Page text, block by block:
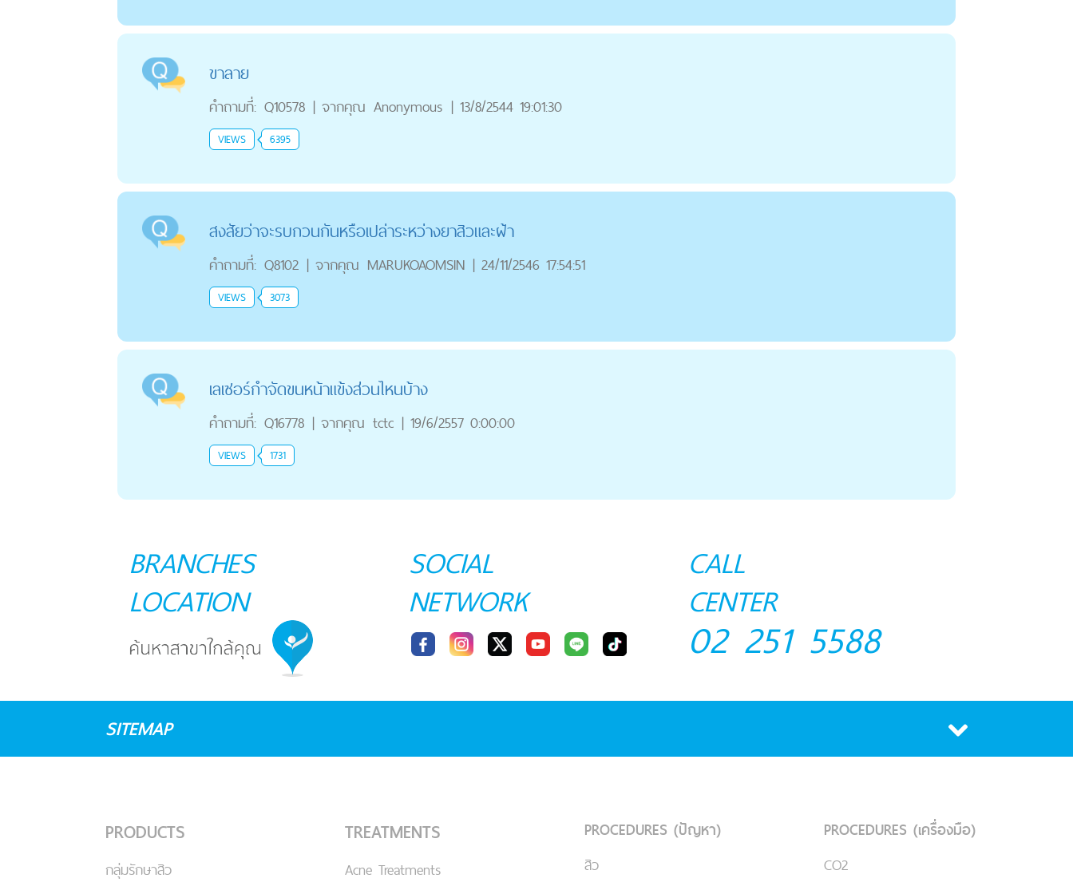
ขาลาย
คำถามที่: Q10578 | จากคุณ Anonymous | 13/8/2544 19:01:30
VIEWS 6395
สงสัยว่าจะรบกวนกันหรือเปล่าระหว่างยาสิวและฝ้า
คำถามที่: Q8102 | จากคุณ MARUKOAOMSIN | 24/11/2546 17:54:51
VIEWS 3073
เลเซอร์กำจัดขนหน้าแข้งส่วนไหนบ้าง
คำถามที่: Q16778 | จากคุณ tctc | 19/6/2557 0:00:00
VIEWS 1731
BRANCHES
LOCATION
SOCIAL
NETWORK
CALL
CENTER
02 251 5588
SITEMAP
PRODUCTS
กลุ่มรักษาสิว
TREATMENTS
Acne Treatments
PROCEDURES (ปัญหา)
สิว
PROCEDURES (เครื่องมือ)
CO2